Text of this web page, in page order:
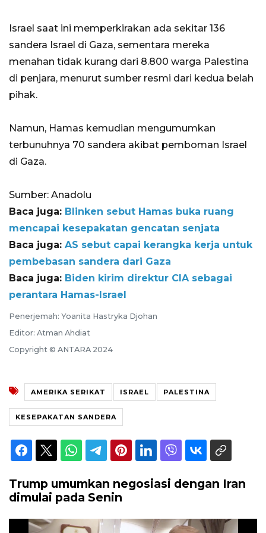
Israel saat ini memperkirakan ada sekitar 136
sandera Israel di Gaza, sementara mereka
menahan tidak kurang dari 8.800 warga Palestina
di penjara, menurut sumber resmi dari kedua belah
pihak.
Namun, Hamas kemudian mengumumkan
terbunuhnya 70 sandera akibat pemboman Israel
di Gaza.
Sumber: Anadolu
Baca juga: Blinken sebut Hamas buka ruang
mencapai kesepakatan gencatan senjata
Baca juga: AS sebut capai kerangka kerja untuk
pembebasan sandera dari Gaza
Baca juga: Biden kirim direktur CIA sebagai
perantara Hamas-Israel
Penerjemah: Yoanita Hastryka Djohan
Editor: Atman Ahdiat
Copyright © ANTARA 2024
AMERIKA SERIKAT ISRAEL PALESTINA
KESEPAKATAN SANDERA
Trump umumkan negosiasi dengan Iran
dimulai pada Senin